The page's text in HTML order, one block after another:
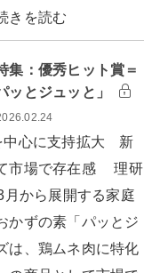
きを読む
集：優秀ヒット賞＝
ッとジュッと」
心に支持拡大 新
市場で存在感 理研
月から展開する家庭
かずの素「パッとジ
は、鶏ムネ肉に特化